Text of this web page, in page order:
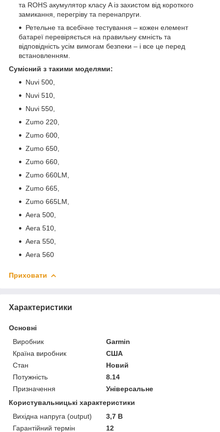
та ROHS акумулятор класу A із захистом від короткого
замикання, перегріву та перенапруги.
Ретельне та всебічне тестування – кожен елемент
батареї перевіряється на правильну ємність та
відповідність усім вимогам безпеки – і все це перед
встановленням.
Сумісний з такими моделями:
Nuvi 500,
Nuvi 510,
Nuvi 550,
Zumo 220,
Zumo 600,
Zumo 650,
Zumo 660,
Zumo 660LM,
Zumo 665,
Zumo 665LM,
Aera 500,
Aera 510,
Aera 550,
Aera 560
Приховати
Характеристики
Основні
Виробник
Garmin
Країна виробник
США
Стан
Новий
Потужність
8.14
Призначення
Універсальне
Користувальницькі характеристики
Вихідна напруга (output)
3,7 В
Гарантійний термін
12